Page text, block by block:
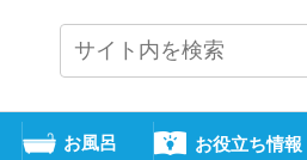
お風呂 お役立ち情報